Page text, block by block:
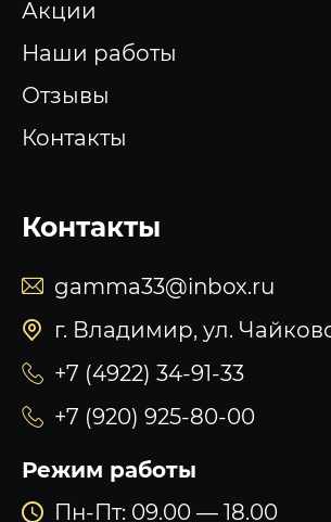
Акции
Наши работы
Отзывы
Контакты
Контакты
gamma33@inbox.ru
г. Владимир, ул.
+7 (4922) 34-91-33
+7 (920) 925-80-00
Режим работы
Пн-Пт: 09.00 — 18.00